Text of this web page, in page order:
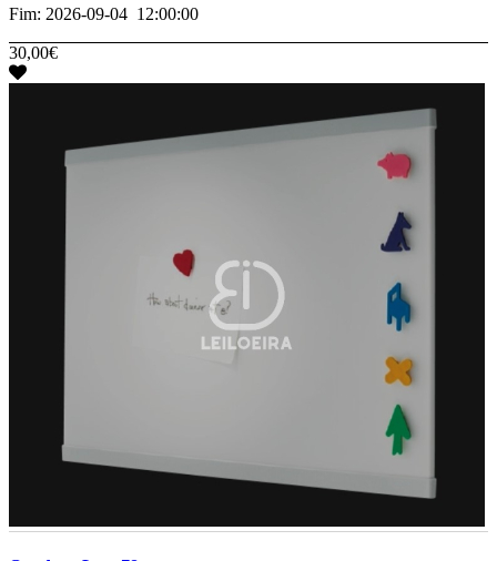
Fim: 2026-09-04 12:00:00
30,00€